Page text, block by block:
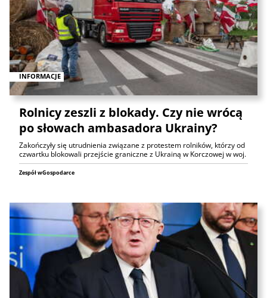
INFORMACJE
Rolnicy zeszli z blokady. Czy nie wrócą
po słowach ambasadora Ukrainy?
Zakończyły się utrudnienia związane z protestem rolników, którzy od
czwartku blokowali przejście graniczne z Ukrainą w Korczowej w woj.
Zespół wGospodarce